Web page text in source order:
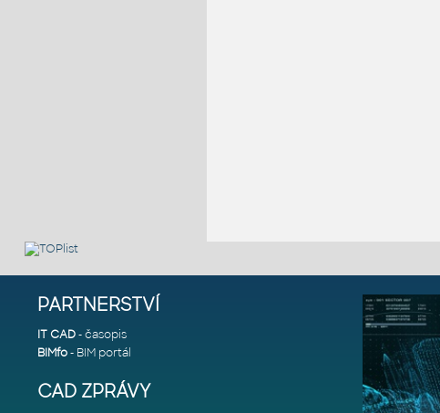
PARTNERSTVÍ
IT CAD- časopis
BIMfo- BIM portál
CAD ZPRÁVY